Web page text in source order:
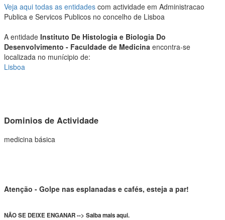
Veja aqui todas as entidades com actividade em Administracao
Publica e Servicos Publicos no concelho de Lisboa
A entidade Instituto De Histologia e Biologia Do
Desenvolvimento - Faculdade de Medicina encontra-se
localizada no munícipio de:
Lisboa
Dominios de Actividade
medicina básica
Atenção - Golpe nas esplanadas e cafés, esteja a par!
NÃO SE DEIXE ENGANAR --> Saiba mais aqui.